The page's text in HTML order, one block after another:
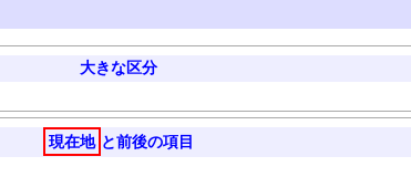
大きな区分
現在地 と前後の項目